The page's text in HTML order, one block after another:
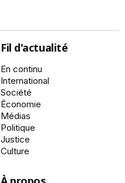
Fil d'actualité
En continu
International
Société
Économie
Médias
Politique
Justice
Culture